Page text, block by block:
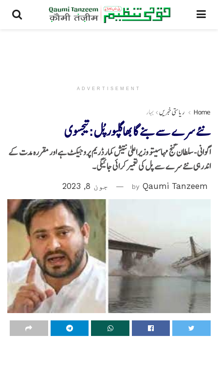
ADVERTISEMENT
Home ریاستی خبریں بہار
نئے سرے سے بنے گا بھاگلپورپُل:تیجسوی
اگوانی -سلطان گنج مہاسیتو وزیراعلیٰ نتیش کمار ڈریم پروجیکٹ ہے اور مقررہ مدت کے
اندرہی نئے سرے سے پل کی تعمیر کرائی جائیگی۔
by Qaumi Tanzeem جون 8, 2023